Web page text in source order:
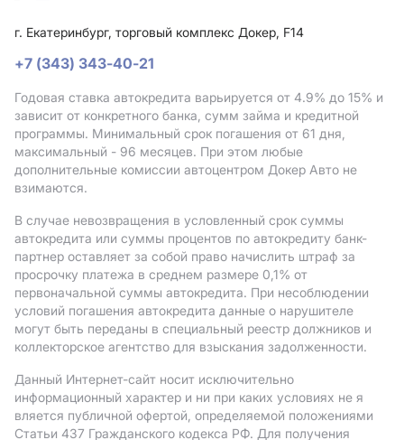
г. Екатеринбург, торговый комплекс Докер, F14
+7 (343) 343-40-21
Годовая ставка автокредита варьируется от 4.9% до 15% и
зависит от конкретного банка, сумм займа и кредитной
программы. Минимальный срок погашения от 61 дня,
максимальный - 96 месяцев. При этом любые
дополнительные комиссии автоцентром Докер Авто не
взимаются.
В случае невозвращения в условленный срок суммы
автокредита или суммы процентов по автокредиту банк-
партнер оставляет за собой право начислить штраф за
просрочку платежа в среднем размере 0,1% от
первоначальной суммы автокредита. При несоблюдении
условий погашения автокредита данные о нарушителе
могут быть переданы в специальный реестр должников и
коллекторское агентство для взыскания задолженности.
Данный Интернет-сайт носит исключительно
информационный характер и ни при каких условиях не я
вляется публичной офертой, определяемой положениями
Статьи 437 Гражданского кодекса РФ. Для получения